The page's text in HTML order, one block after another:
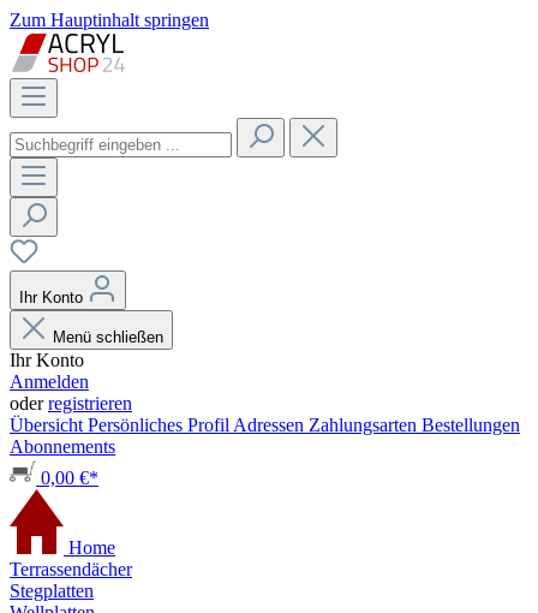
Zum Hauptinhalt springen
Ihr Konto
Menü schließen
Ihr Konto
Anmelden
oderregistrieren
Übersicht Persönliches Profil Adressen Zahlungsarten Bestellungen
Abonnements
0,00 €*
Home
Terrassendächer
Stegplatten